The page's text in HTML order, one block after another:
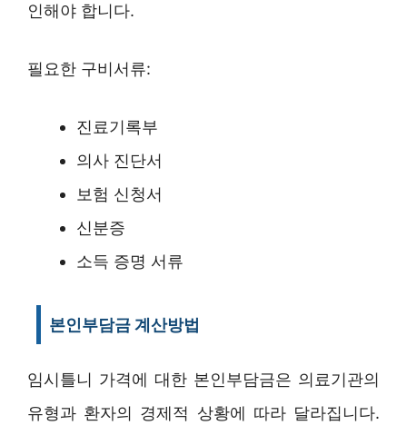
인해야 합니다.
필요한 구비서류:
진료기록부
의사 진단서
보험 신청서
신분증
소득 증명 서류
본인부담금 계산방법
임시틀니 가격에 대한 본인부담금은 의료기관의
유형과 환자의 경제적 상황에 따라 달라집니다.